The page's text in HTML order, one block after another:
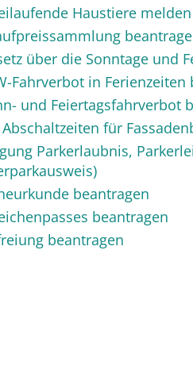
Haustiere
über die Sonntage und
Fahrverbot in Ferienzeiten
und Feiertagsfahrverbot
für
Parkerlaubnis,
beantragen
beantragen
beantragen